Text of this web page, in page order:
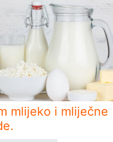
mlijeko i mliječne